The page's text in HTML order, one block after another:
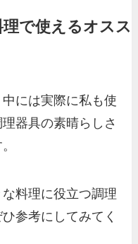
理で使えるオスス
には実際に私も使
器具の素晴らしさ
料理に役立つ調理
参考にしてみてく